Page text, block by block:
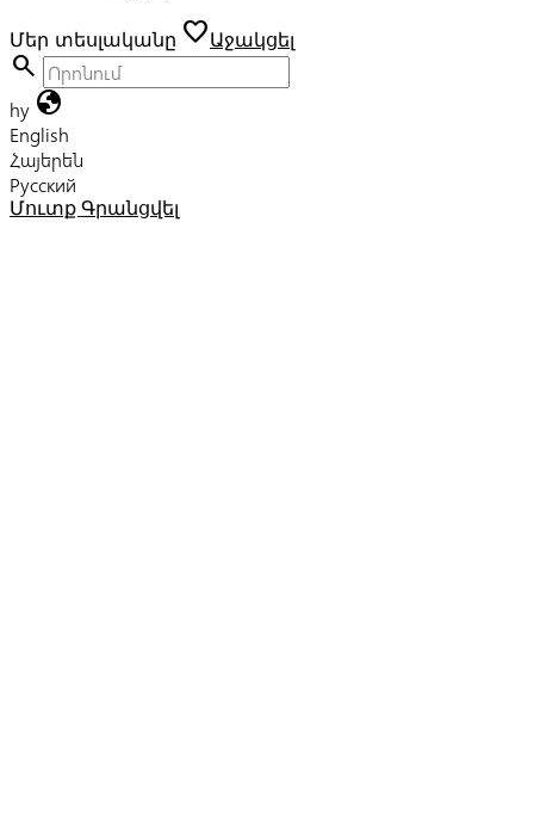
Մեր տեսլականը favoriteԱջակցել
search
hy globe
English
Հայերեն
Русский
Մուտք Գրանցվել